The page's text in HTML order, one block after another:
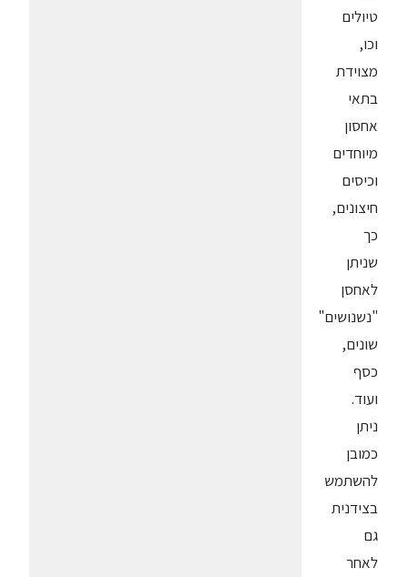
טיולים
וכו,
מצוידת
בתאי
אחסון
מיוחדים
וכיסים
חיצונים,
כך
שניתן
לאחסן
"נשנושים"
שונים,
כסף
ועוד.
ניתן
כמובן
להשתמש
בצידנית
גם
לאחר